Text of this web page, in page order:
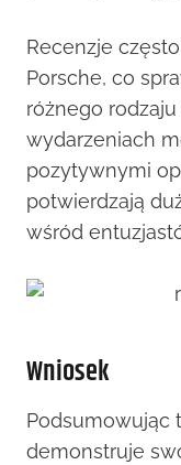
Recenzje
Porsche, co
różnego rodzaju
wydarzeniach
pozytywnymi
potwierdzają
wśród
Wniosek
Podsumowując
demonstruje